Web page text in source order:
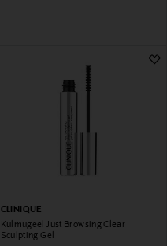
CLINIQUE
Kulmugeel Just Browsing Clear
Sculpting Gel